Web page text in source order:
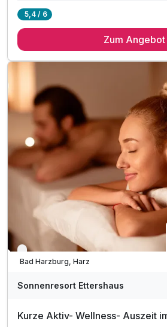
1 x leckeres Frühstück vom Buffet
inkl. Nutzung des 1000m² großen
Nutzung unserer Badelandschaft-
inkl. Saunalandschaft mit drei Saunen
inkl. Bademantel & Saunatuch für
inkl. Ruheraum mit Panorama-Fenster
inkl. Sonnenterrasse mit Blick auf die
5,4 / 6
Zum Angebot
Nur noch bis Oktober
Bad Harzburg, Harz
Sonnenresort Ettershaus
Kurze Aktiv- Wellness- Auszeit